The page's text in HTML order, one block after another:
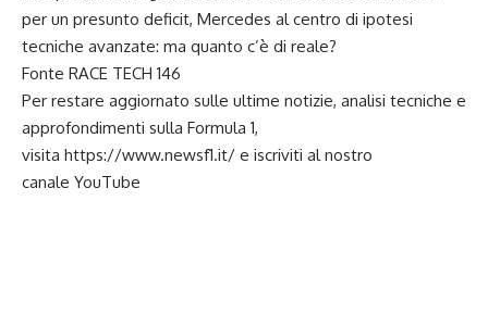
per un presunto deficit, Mercedes al centro di ipotesi
tecniche avanzate: ma quanto c’è di reale?
Fonte RACE TECH 146
Per restare aggiornato sulle ultime notizie, analisi tecniche e
approfondimenti sulla Formula 1,
visita https://www.newsf1.it/ e iscriviti al nostro
canale YouTube